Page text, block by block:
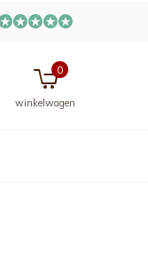
winkelwagen
0